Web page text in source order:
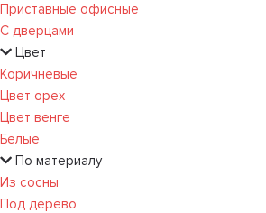
Приставные офисные
С дверцами
Цвет
Коричневые
Цвет орех
Цвет венге
Белые
По материалу
Из сосны
Под дерево